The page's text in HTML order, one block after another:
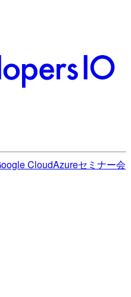
CloudAzureセミナー会